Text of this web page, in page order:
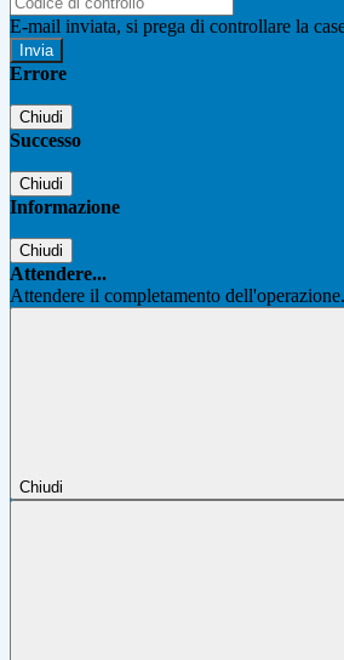
E-mail inviata, si prega di controllare la
Errore
Chiudi
Successo
Chiudi
Informazione
Chiudi
Attendere...
Attendere il completamento
Chiudi